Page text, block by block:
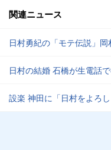
関連ニュース
日村勇紀の「モテ伝説」岡
日村の結婚 石橋が生電話
設楽 神田に「日村をよろし